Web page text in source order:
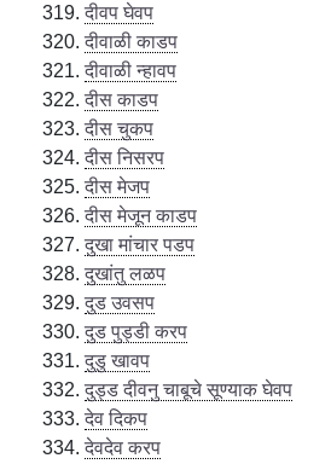
दीवप घेवप
दीवाळी काडप
दीवाळी न्हावप
दीस काडप
दीस चुकप
दीस निसरप
दीस मेजप
दीस मेजून काडप
दुखा मांचार पडप
दुखांतु लळप
दुड उवसप
दुड पुड्डी करप
दुडु खावप
दुड्ड दीवनु चाबूचे सूण्याक घेवप
देव दिकप
देवदेव करप